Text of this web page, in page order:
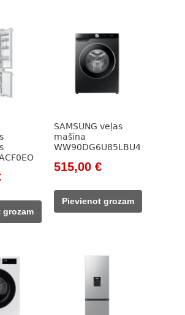
Current
727,00 €.
grozam
SAMSUNG veļas
mašīna
WW90DG6U85LBU4
Original
was:
745,00 €.
515,00 €Current
515,00 €.
Pievienot grozam